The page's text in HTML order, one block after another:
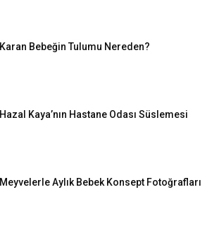
Karan Bebeğin Tulumu Nereden?
Hazal Kaya’nın Hastane Odası Süslemesi
Meyvelerle Aylık Bebek Konsept Fotoğrafları